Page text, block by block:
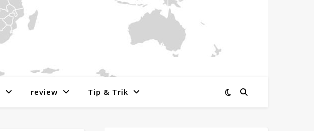
review Tip & Trik